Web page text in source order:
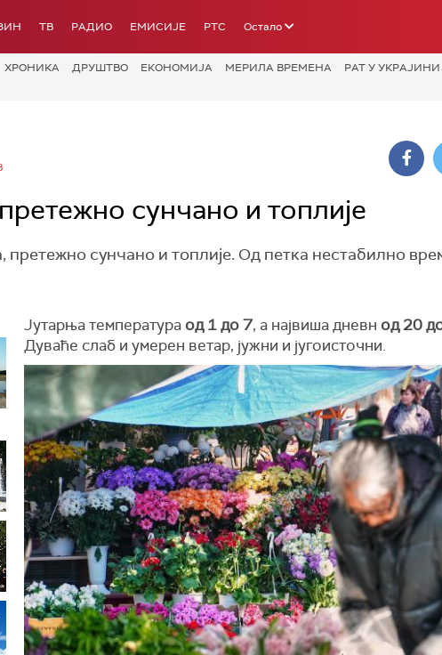
ТВ РАДИО ЕМИСИЈЕ РТС Остало
ХРОНИКА ДРУШТВО ЕКОНОМИЈА МЕРИЛА ВРЕМЕНА РАТ У УКРАЈИНИ
сунчано и топлије
претежно сунчано и топлије. Од петка нестабилно
Јутарња температура од 1 до 7, а највиша дневн од 20
Дуваће слаб и умерен ветар, јужни и југоисточни.